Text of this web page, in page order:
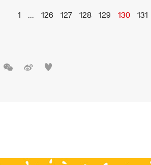
1 ... 126 127 128 129 130 131
  